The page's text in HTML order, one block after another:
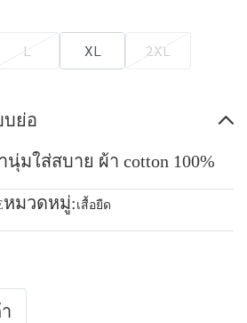
L XL
2XL
บย่อ
นุ่มใส่สบาย ผ้า cotton 100%
หมวดหมู่: เสื้อยืด